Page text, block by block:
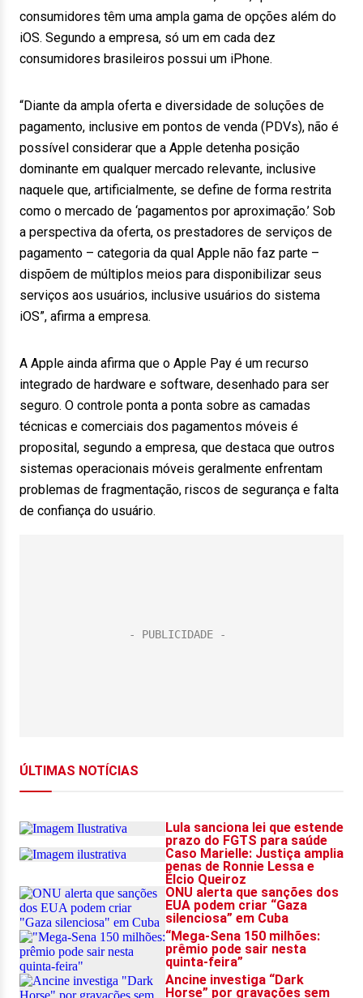
consumidores têm uma ampla gama de opções além do
iOS. Segundo a empresa, só um em cada dez
consumidores brasileiros possui um iPhone.
“Diante da ampla oferta e diversidade de soluções de
pagamento, inclusive em pontos de venda (PDVs), não é
possível considerar que a Apple detenha posição
dominante em qualquer mercado relevante, inclusive
naquele que, artificialmente, se define de forma restrita
como o mercado de ‘pagamentos por aproximação.’ Sob
a perspectiva da oferta, os prestadores de serviços de
pagamento – categoria da qual Apple não faz parte –
dispõem de múltiplos meios para disponibilizar seus
serviços aos usuários, inclusive usuários do sistema
iOS”, afirma a empresa.
A Apple ainda afirma que o Apple Pay é um recurso
integrado de hardware e software, desenhado para ser
seguro. O controle ponta a ponta sobre as camadas
técnicas e comerciais dos pagamentos móveis é
proposital, segundo a empresa, que destaca que outros
sistemas operacionais móveis geralmente enfrentam
problemas de fragmentação, riscos de segurança e falta
de confiança do usuário.